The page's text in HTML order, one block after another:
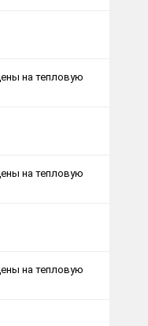
на тепловую
на тепловую
на тепловую